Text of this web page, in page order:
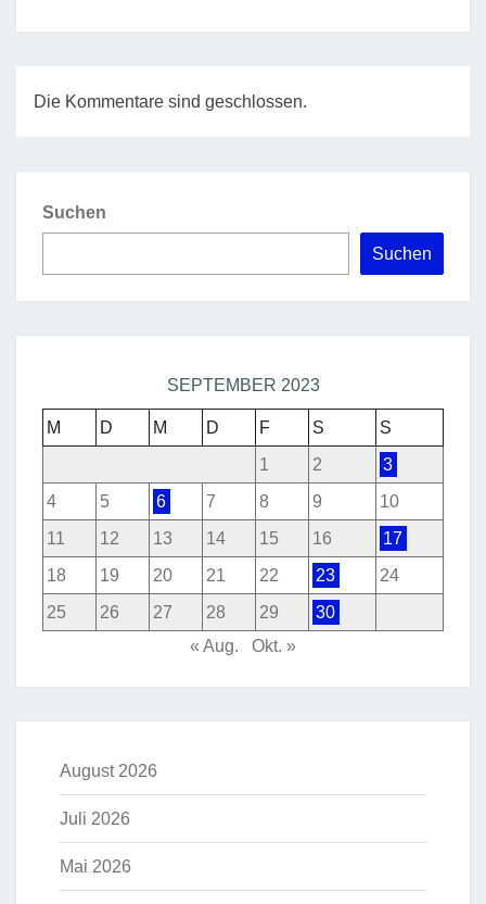
Die Kommentare sind geschlossen.
Suchen
Suchen
SEPTEMBER 2023
M D M D F S
S
1
2
3
4
5 6 7 8 9
10
11
12 13 14 15 16
17
18
19 20 21 22 23
24
25
26 27 28 29
30
« Aug.
Okt. »
August 2026
Juli 2026
Mai 2026